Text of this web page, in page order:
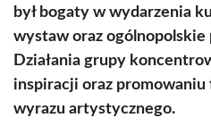
był bogaty w wydarzenia
wystaw oraz
Działania grupy
inspiracji oraz
wyrazu artystycznego.